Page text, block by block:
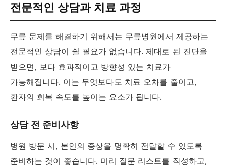
전문적인 상담과 치료 과정
무릎 문제를 해결하기 위해서는 무릎병원에서 제공하는
전문적인 상담이 쉴 필요가 없습니다. 제대로 된 진단을
받으면, 보다 효과적이고 방향성 있는 치료가
가능해집니다. 이는 무엇보다도 치료 오차를 줄이고,
환자의 회복 속도를 높이는 요소가 됩니다.
상담 전 준비사항
병원 방문 시, 본인의 증상을 명확히 전달할 수 있도록
준비하는 것이 좋습니다. 미리 질문 리스트를 작성하고,